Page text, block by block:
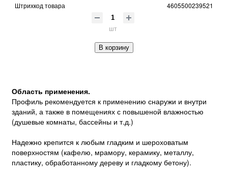
Штрихкод товара 4605500239521
шт
В корзину
Область применения.
Профиль рекомендуется к применению снаружи и внутри
зданий, а также в помещениях с повышеной влажностью
(душевые комнаты, бассейны и т.д.)
Надежно крепится к любым гладким и шероховатым
поверхностям (кафелю, мрамору, керамику, металлу,
пластику, обработанному дереву и гладкому бетону).